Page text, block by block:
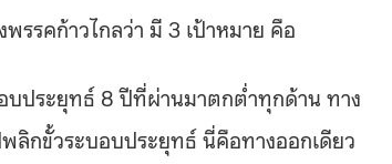
รรคก้าวไกลว่า มี 3 เป้าหมาย คือ
อบประยุทธ์ 8 ปีที่ผ่านมาตกต่ำทุกด้าน ทาง
ลิกขั้วระบอบประยุทธ์ นี่คือทางออกเดียว